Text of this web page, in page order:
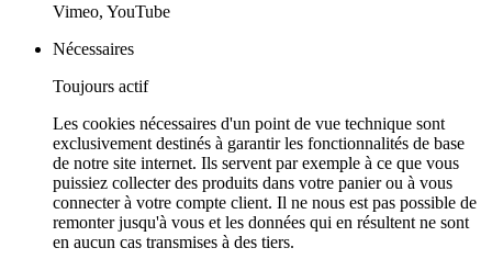
Vimeo, YouTube
Nécessaires
Toujours actif
Les cookies nécessaires d'un point de vue technique sont
exclusivement destinés à garantir les fonctionnalités de base
de notre site internet. Ils servent par exemple à ce que vous
puissiez collecter des produits dans votre panier ou à vous
connecter à votre compte client. Il ne nous est pas possible de
remonter jusqu'à vous et les données qui en résultent ne sont
en aucun cas transmises à des tiers.